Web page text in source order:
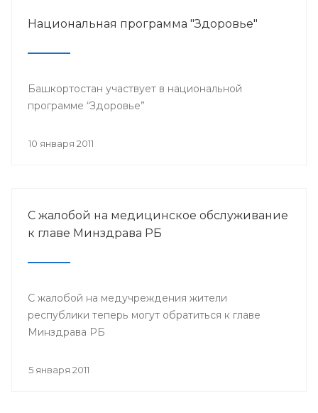
Национальная программа "Здоровье"
Башкортостан участвует в национальной
программе “Здоровье”
10 января 2011
С жалобой на медицинское обслуживание
к главе Минздрава РБ
С жалобой на медучреждения жители
республики теперь могут обратиться к главе
Минздрава РБ
5 января 2011